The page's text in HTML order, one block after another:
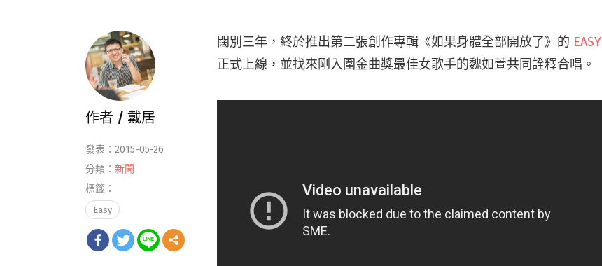
闊別三年，終於推出第二張創作專輯《如果身體全部開放了》的 EASY
正式上線，並找來剛入圍金曲獎最佳女歌手的魏如萱共同詮釋合唱。
作者 / 戴居
發表：2015-05-26
分類： 新聞
標籤：
Easy